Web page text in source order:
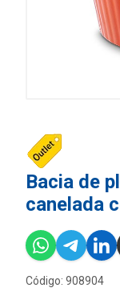
Bacia de
canelada
Código: 908904